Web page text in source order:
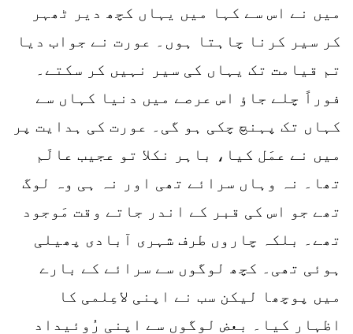
میں نے اس سے کہا میں یہاں کچھ دیر ٹھہر
کر سیر کرنا چاہتا ہوں۔ عورت نے جواب دیا
تم قیامت تک یہاں کی سیر نہیں کر سکتے۔
فوراً چلے جاؤ اس عرصے میں دنیا کہاں سے
کہاں تک پہنچ چکی ہو گی۔ عورت کی ہدایت پر
میں نے عمَل کیا، باہر نکلا تو عجیب عالَم
تھا۔ نہ وہاں سرائے تھی اور نہ ہی وہ لوگ
تھے جو اس کی قبر کے اندر جاتے وقت مَوجود
تھے۔ بلکہ چاروں طرف شہری آبادی پھیلی
ہوئی تھی۔ کچھ لوگوں سے سرائے کے بارے
میں پوچھا لیکن سب نے اپنی لاعِلمی کا
اظہار کیا۔ بعض لوگوں سے اپنی رُوئیداد